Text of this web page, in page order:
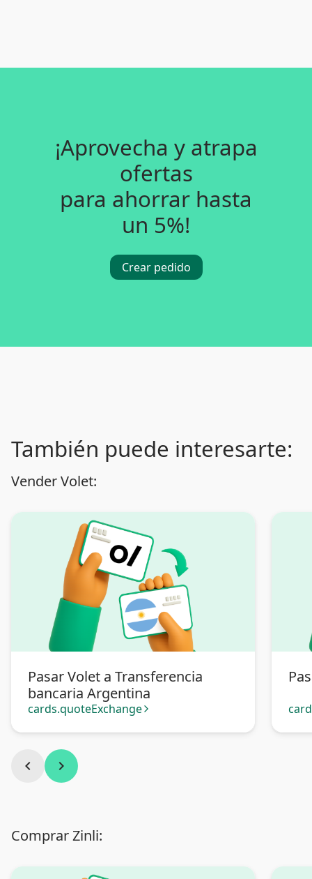
¡Aprovecha y atrapa
ofertas
para ahorrar hasta
un 5%!
Crear pedido
También puede interesarte:
Vender Volet:
Pasar Volet a Transferencia
bancaria Argentina
cards.quoteExchange arrow_forward_ios
chevron_left chevron_right
Comprar Zinli: